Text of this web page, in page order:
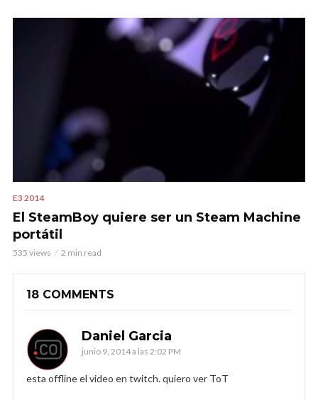
E3 2014
El SteamBoy quiere ser un Steam Machine
portátil
535 views 2 min read
18 COMMENTS
Daniel Garcia
junio 9, 2014 a las 2:02 PM
esta offline el video en twitch. quiero ver ToT